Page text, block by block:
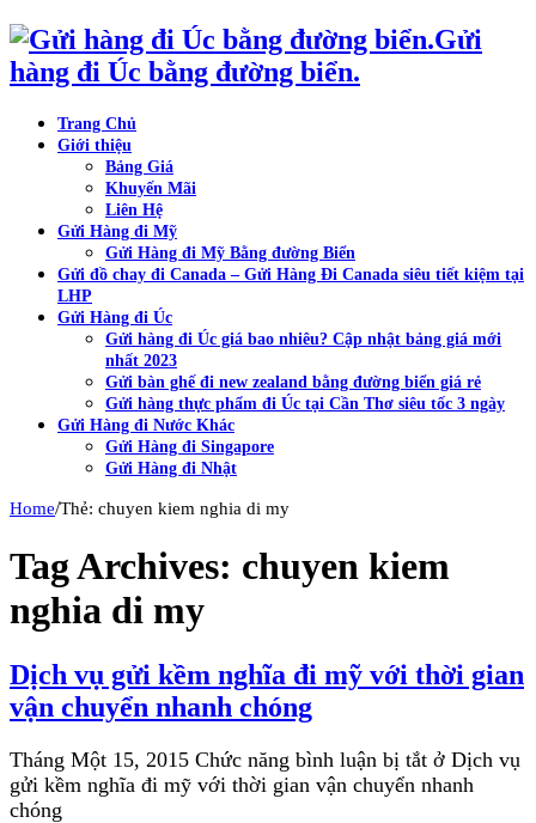
Gửi
hàng đi Úc bằng đường biển.
Trang Chủ
Giới thiệu
Bảng Giá
Khuyến Mãi
Liên Hệ
Gửi Hàng đi Mỹ
Gửi Hàng đi Mỹ Bằng đường Biển
Gửi đồ chay đi Canada – Gửi Hàng Đi Canada siêu tiết kiệm tại
LHP
Gửi Hàng đi Úc
Gửi hàng đi Úc giá bao nhiêu? Cập nhật bảng giá mới
nhất 2023
Gửi bàn ghế đi new zealand bằng đường biển giá rẻ
Gửi hàng thực phẩm đi Úc tại Cần Thơ siêu tốc 3 ngày
Gửi Hàng đi Nước Khác
Gửi Hàng đi Singapore
Gửi Hàng đi Nhật
Home/Thẻ: chuyen kiem nghia di my
Tag Archives: chuyen kiem
nghia di my
Dịch vụ gửi kềm nghĩa đi mỹ với thời gian
vận chuyển nhanh chóng
Tháng Một 15, 2015 Chức năng bình luận bị tắt ở Dịch vụ
gửi kềm nghĩa đi mỹ với thời gian vận chuyển nhanh
chóng